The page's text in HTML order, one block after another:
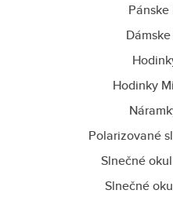
Hodinky
Polarizované
Slnečné
Slnečné